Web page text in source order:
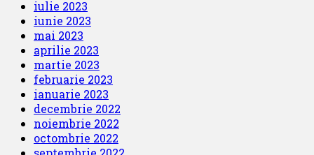
iulie 2023
iunie 2023
mai 2023
aprilie 2023
martie 2023
februarie 2023
ianuarie 2023
decembrie 2022
noiembrie 2022
octombrie 2022